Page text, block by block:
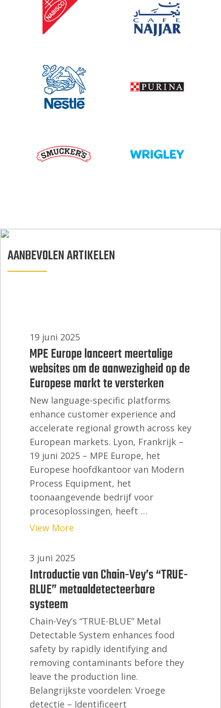
AANBEVOLEN ARTIKELEN
MPE Europe lanceert meertalige
websites om de aanwezigheid op de
Europese markt te versterken
19 juni 2025
New language-specific platforms
enhance customer experience and
accelerate regional growth across key
European markets. Lyon, Frankrijk –
19 juni 2025 – MPE Europe, het
Europese hoofdkantoor van Modern
Process Equipment, het
toonaangevende bedrijf voor
procesoplossingen, heeft …
View More
Introductie van Chain-Vey’s “TRUE-
BLUE” metaaldetecteerbare
systeem
3 juni 2025
Chain-Vey’s “TRUE-BLUE” Metal
Detectable System enhances food
safety by rapidly identifying and
removing contaminants before they
leave the production line.
Belangrijkste voordelen: Vroege
detectie – Identificeert